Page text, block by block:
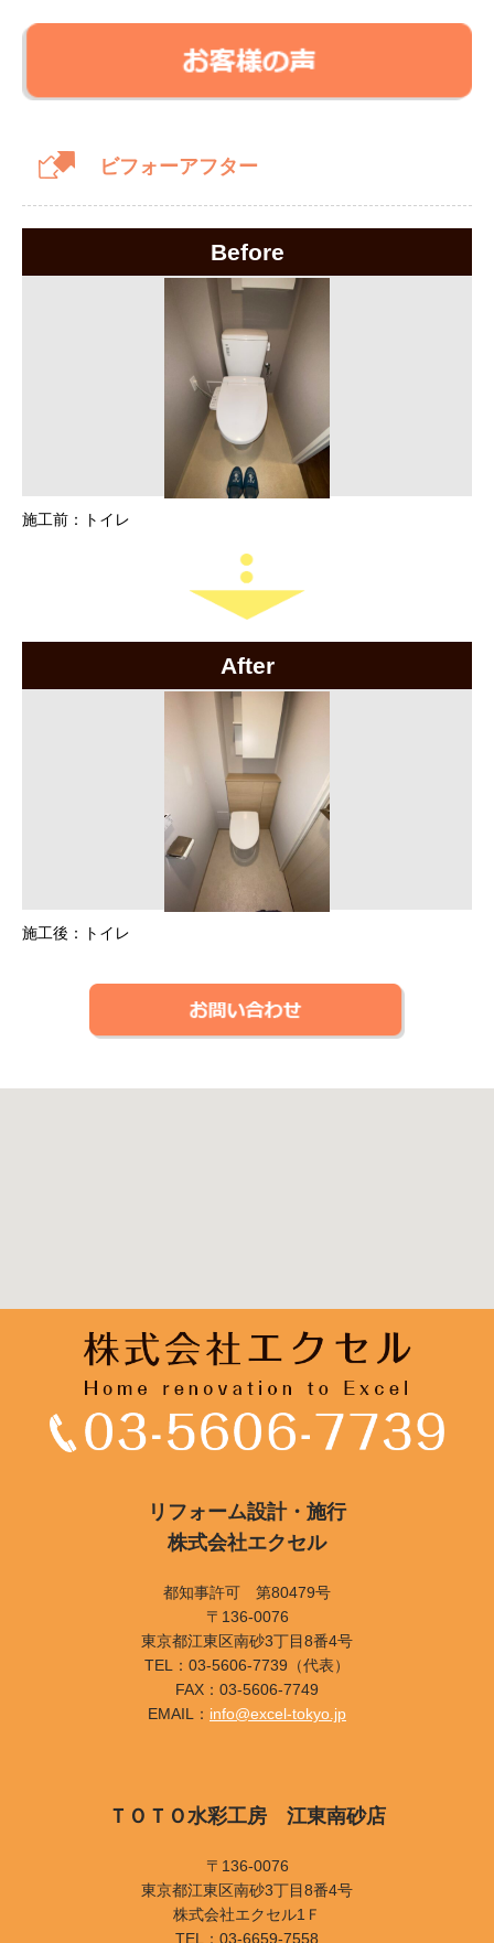
ビフォーアフター
Before
施工前：トイレ
After
施工後：トイレ
リフォーム設計・施行
株式会社エクセル
都知事許可 第80479号
〒136-0076
東京都江東区南砂3丁目8番4号
TEL：03-5606-7739（代表）
FAX：03-5606-7749
EMAIL： info@excel-tokyo.jp
ＴＯＴＯ水彩工房 江東南砂店
〒136-0076
東京都江東区南砂3丁目8番4号
株式会社エクセル1Ｆ
TEL：03-6659-7558